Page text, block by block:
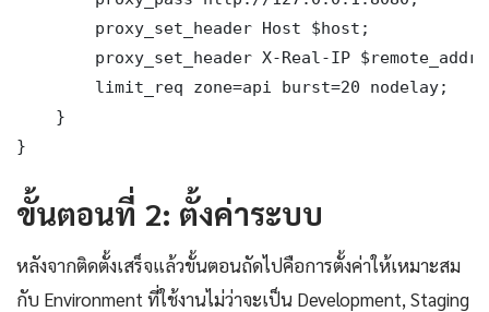
        proxy_set_header Host $host;
        proxy_set_header X-Real-IP $remote_addr;
        limit_req zone=api burst=20 nodelay;
    }
}
ขั้นตอนที่ 2: ตั้งค่าระบบ
หลังจากติดตั้งเสร็จแล้วขั้นตอนถัดไปคือการตั้งค่าให้เหมาะสม
กับ Environment ที่ใช้งานไม่ว่าจะเป็น Development, Staging